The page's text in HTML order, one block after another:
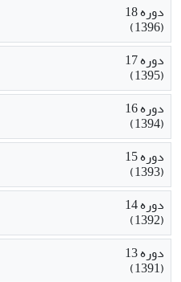
دوره 18
(1396)
دوره 17
(1395)
دوره 16
(1394)
دوره 15
(1393)
دوره 14
(1392)
دوره 13
(1391)